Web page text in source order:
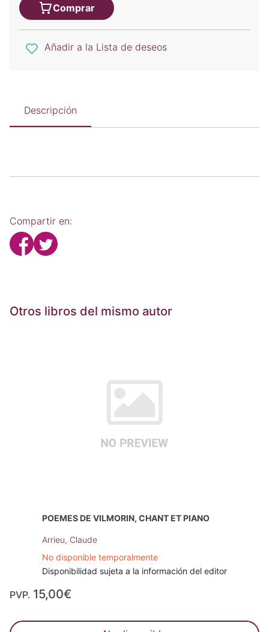
Comprar
Añadir a la Lista de deseos
Descripción
Compartir en:
Otros libros del mismo autor
POEMES DE VILMORIN, CHANT ET PIANO
Arrieu, Claude
No disponible temporalmente
Disponibilidad sujeta a la información del editor
PVP. 15,00€